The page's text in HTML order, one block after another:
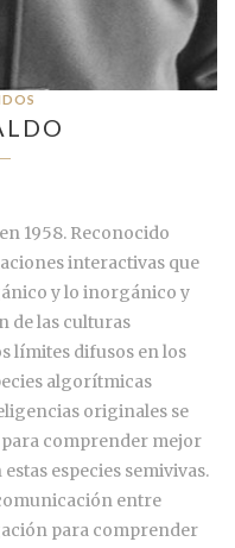
1958. Reconocido
interactivas que
y lo inorgánico y
de las culturas
límites difusos en los
algorítmicas
originales se
comprender mejor
especies semivivas.
entre
para comprender